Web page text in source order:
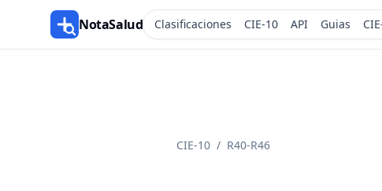
NotaSalud Clasificaciones CIE-10 API Guias
CIE-10 / R40-R46